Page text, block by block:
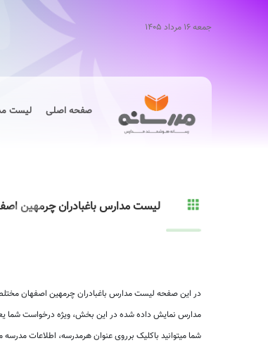
جمعه ۱۶ مرداد ۱۴۰۵
صفحه اصلی لیست
لیست مدارس باغبادران چرمهین
در این صفحه لیست مدارس باغبادران چرمهین اصفهان
مدارس نمایش داده شده در این بخش، ویژه درخواست شما
شما میتوانید باکلیک برروی عنوان هرمدرسه، اطلاعات